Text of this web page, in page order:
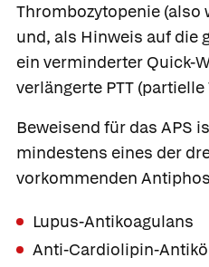
Thrombozytopenie (also
und, als Hinweis auf die
ein verminderter Quick-
verlängerte PTT
Beweisend für das APS
mindestens eines der
vorkommenden
Lupus-Antikoagulans
Anti-Cardiolipin-